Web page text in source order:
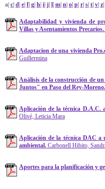
a| c| d| e| f| g| h| i| j| l| m| n| o| p| r| s| t| v| z|
Adaptabilidad y vivienda de
Villas y Asentamientos Precarios.
Adaptacion de una vivienda
Guillermina
Análisis de la construcción de
Juntos" en Paso del Rey-Moreno.
Aplicación de la técnica D.A.C.
Olivé, Leticia Mara
Aplicación de la técnica DAC a
ambiental.Carbonell Hibito,
Aportes para la planificación y